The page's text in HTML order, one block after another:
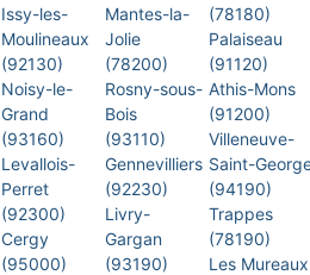
Issy-les-
Moulineaux
(92130)
Noisy-le-
Grand
(93160)
Levallois-
Perret
(92300)
Cergy
(95000)
Mantes-la-
Jolie
(78200)
Rosny-sous-
Bois
(93110)
Gennevilliers
(92230)
Livry-
Gargan
(93190)
(78180)
Palaiseau
(91120)
Athis-Mons
(91200)
Villeneuve-
Saint-
(94190)
Trappes
(78190)
Les Mureaux